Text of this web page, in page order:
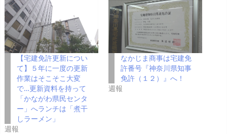
【宅建免許更新につい
て】５年に一度の更新
作業はそこそこ大変
で…更新資料を持って
「かながわ県民センタ
ー」へランチは「煮干
しラーメン」
週報
なかじま商事は宅建免
許番号『神奈川県知事
免許（１２）』へ！
週報